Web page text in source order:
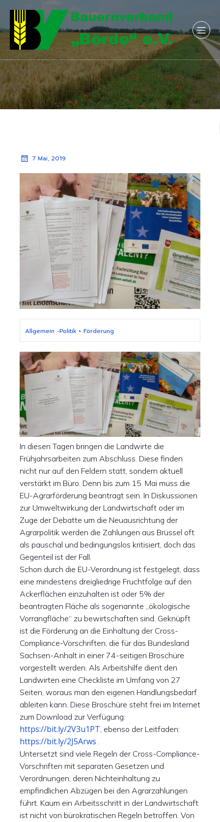
7 Mai, 2019
Allgemein -Politik + Förderung
In diesen Tagen bringen die Landwirte die
Frühjahrsarbeiten zum Abschluss. Diese finden
nicht nur auf den Feldern statt, sondern aktuell
verstärkt im Büro. Denn bis zum 15. Mai muss die
EU-Agrarförderung beantragt sein. In Diskussionen
zur Umweltwirkung der Landwirtschaft oder im
Zuge der Debatte um die Neuausrichtung der
Agrarpolitik werden die Zahlungen aus Brüssel oft
als pauschal und bedingungslos kritisiert, doch das
Gegenteil ist der Fall.
Schon durch die EU-Verordnung ist festgelegt, dass
eine mindestens dreigliedrige Fruchtfolge auf den
Ackerflächen einzuhalten ist oder 5% der
beantragten Fläche als sogenannte „ökologische
Vorrangfläche“ zu bewirtschaften sind. Geknüpft
ist die Förderung an die Einhaltung der Cross-
Compliance-Vorschriften, die für das Bundesland
Sachsen-Anhalt in einer 74-seitigen Broschüre
vorgestellt werden. Als Arbeitshilfe dient den
Landwirten eine Checkliste im Umfang von 27
Seiten, woraus man den eigenen Handlungsbedarf
ableiten kann. Diese Broschüre steht frei im Internet
zum Download zur Verfügung:
https://bit.ly/2V3u1PT, ebenso der Leitfaden:
https://bit.ly/2J5Arws .
Untersetzt sind viele Regeln der Cross-Compliance-
Vorschriften mit separaten Gesetzen und
Verordnungen, deren Nichteinhaltung zu
empfindlichen Abzügen bei den Agrarzahlungen
führt. Kaum ein Arbeitsschritt in der Landwirtschaft
ist nicht von bürokratischen Regeln betroffen. Von